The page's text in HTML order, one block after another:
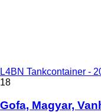
L4BN Tankcontainer -
18
Gofa, Magyar,